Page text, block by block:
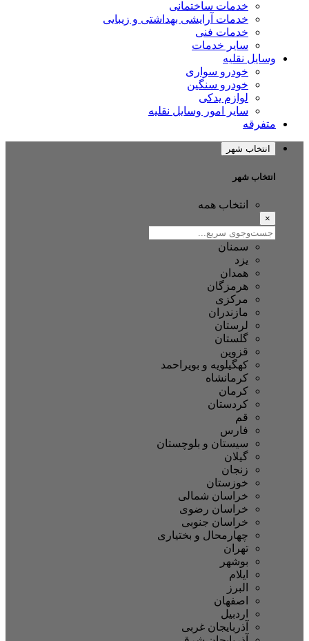
خدمات ساختمانی
خدمات آرایشی بهداشتی و زیبایی
خدمات فنی
سایر خدمات
نقلیه
خودرو سواری
خودرو سنگین
لوازم یدکی
سایر امور وسایل نقلیه
شهر
شهر
انتخاب همه
سمنان
هرمزگان
مرکزی
مازندران
لرستان
گلستان
کهگیلویه و بویراحمد
کرمانشاه
کردستان
سیستان و بلوچستان
خوزستان
خراسان شمالی
خراسان رضوی
خراسان جنوبی
چهارمحال و بختیاری
اصفهان
آذربایجان غربی